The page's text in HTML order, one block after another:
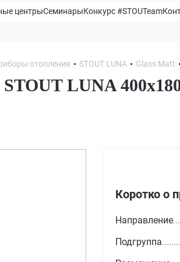
центрыСеминарыКонкурс #STOUTeam
отопления STOUT LUNA Glass Matt
LUNA
Коротко о
Направление
Подгруппа